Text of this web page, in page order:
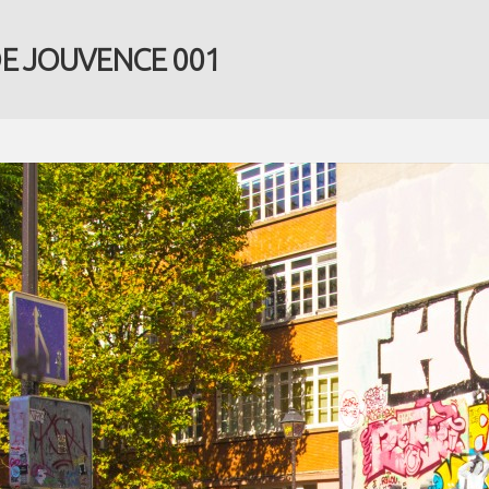
JOUVENCE 001